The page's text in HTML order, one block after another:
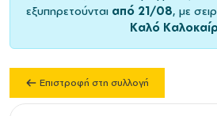
εξυπηρετούνται από 21/08, με
Καλό
Επιστροφή στη συλλογή